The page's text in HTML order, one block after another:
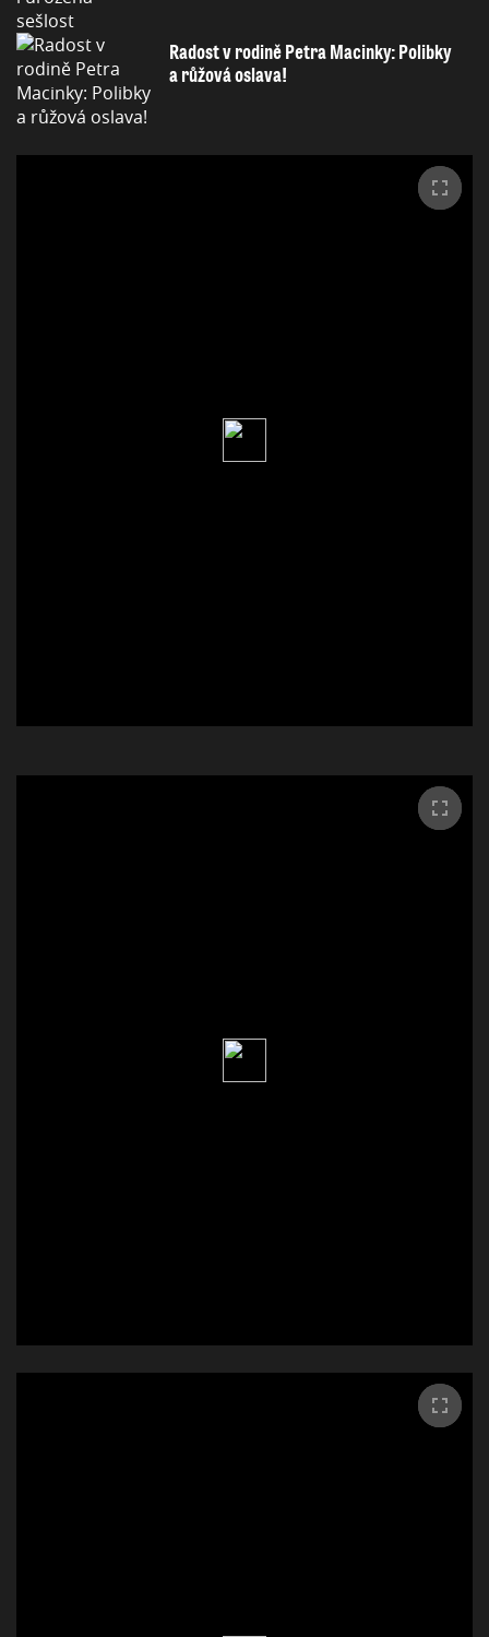
Radost v rodině Petra Macinky: Polibky
a růžová oslava!